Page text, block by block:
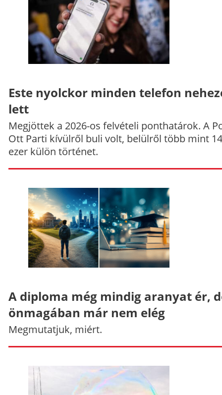
Este nyolckor minden telefon
lett
Megjöttek a 2026-os felvételi ponthatárok. A
Ott Parti kívülről buli volt, belülről több mint
ezer külön történet.
A diploma még mindig aranyat ér,
önmagában már nem elég
Megmutatjuk, miért.